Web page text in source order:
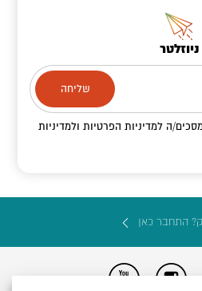
ניוזלטר
הלמדיניות הפרטיות ולמדיניות
התחבר כאן